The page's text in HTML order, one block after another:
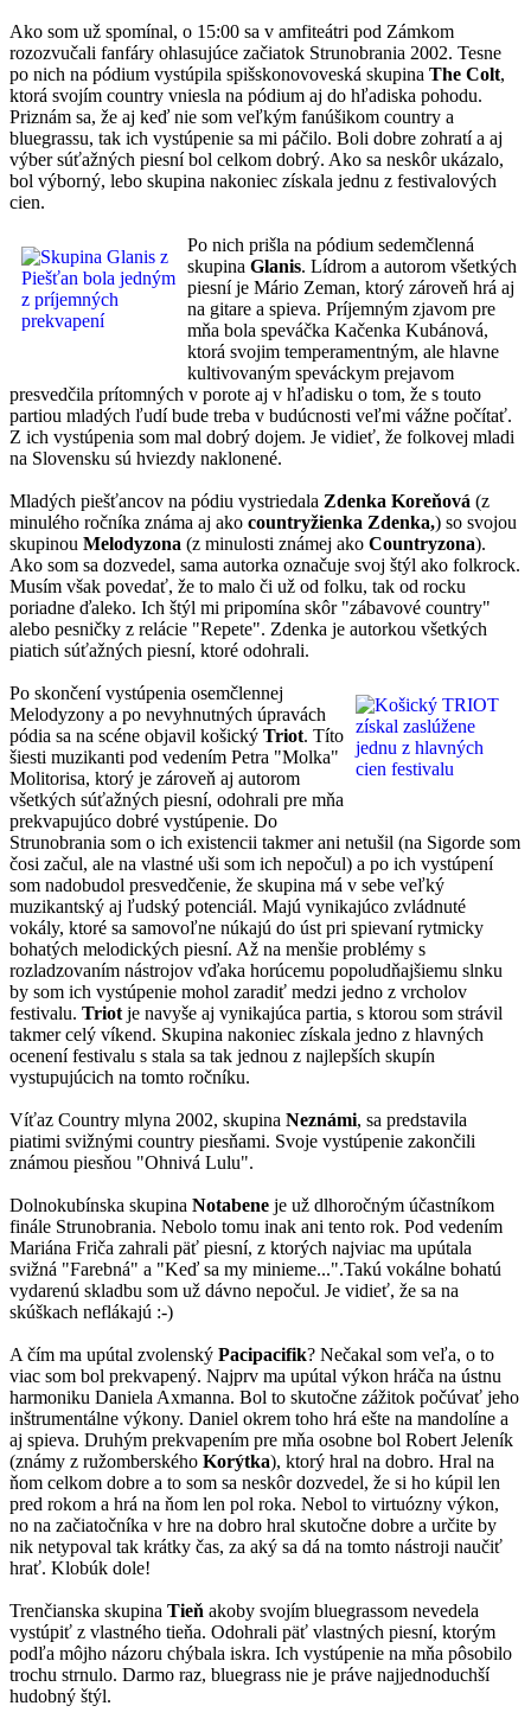
Ako som už spomínal, o 15:00 sa v amfiteátri pod Zámkom
rozozvučali fanfáry ohlasujúce začiatok Strunobrania 2002. Tesne
po nich na pódium vystúpila spišskonovoveská skupina The Colt,
ktorá svojím country vniesla na pódium aj do hľadiska pohodu.
Priznám sa, že aj keď nie som veľkým fanúšikom country a
bluegrassu, tak ich vystúpenie sa mi páčilo. Boli dobre zohratí a aj
výber súťažných piesní bol celkom dobrý. Ako sa neskôr ukázalo,
bol výborný, lebo skupina nakoniec získala jednu z festivalových
cien.
Po nich prišla na pódium sedemčlenná
skupina Glanis. Lídrom a autorom všetkých
piesní je Mário Zeman, ktorý zároveň hrá aj
na gitare a spieva. Príjemným zjavom pre
mňa bola speváčka Kačenka Kubánová,
ktorá svojim temperamentným, ale hlavne
kultivovaným speváckym prejavom
presvedčila prítomných v porote aj v hľadisku o tom, že s touto
partiou mladých ľudí bude treba v budúcnosti veľmi vážne počítať.
Z ich vystúpenia som mal dobrý dojem. Je vidieť, že folkovej mladi
na Slovensku sú hviezdy naklonené.
Mladých piešťancov na pódiu vystriedala Zdenka Koreňová (z
minulého ročníka známa aj ako countryžienka Zdenka,) so svojou
skupinou Melodyzona (z minulosti známej ako Countryzona).
Ako som sa dozvedel, sama autorka označuje svoj štýl ako folkrock.
Musím však povedať, že to malo či už od folku, tak od rocku
poriadne ďaleko. Ich štýl mi pripomína skôr "zábavové country"
alebo pesničky z relácie "Repete". Zdenka je autorkou všetkých
piatich súťažných piesní, ktoré odohrali.
Po skončení vystúpenia osemčlennej
Melodyzony a po nevyhnutných úpravách
pódia sa na scéne objavil košický Triot. Títo
šiesti muzikanti pod vedením Petra "Molka"
Molitorisa, ktorý je zároveň aj autorom
všetkých súťažných piesní, odohrali pre mňa
prekvapujúco dobré vystúpenie. Do
Strunobrania som o ich existencii takmer ani netušil (na Sigorde som
čosi začul, ale na vlastné uši som ich nepočul) a po ich vystúpení
som nadobudol presvedčenie, že skupina má v sebe veľký
muzikantský aj ľudský potenciál. Majú vynikajúco zvládnuté
vokály, ktoré sa samovoľne núkajú do úst pri spievaní rytmicky
bohatých melodických piesní. Až na menšie problémy s
rozladzovaním nástrojov vďaka horúcemu popoludňajšiemu slnku
by som ich vystúpenie mohol zaradiť medzi jedno z vrcholov
festivalu. Triot je navyše aj vynikajúca partia, s ktorou som strávil
takmer celý víkend. Skupina nakoniec získala jedno z hlavných
ocenení festivalu s stala sa tak jednou z najlepších skupín
vystupujúcich na tomto ročníku.
Víťaz Country mlyna 2002, skupina Neznámi, sa predstavila
piatimi svižnými country piesňami. Svoje vystúpenie zakončili
známou piesňou "Ohnivá Lulu".
Dolnokubínska skupina Notabene je už dlhoročným účastníkom
finále Strunobrania. Nebolo tomu inak ani tento rok. Pod vedením
Mariána Friča zahrali päť piesní, z ktorých najviac ma upútala
svižná "Farebná" a "Keď sa my minieme...".Takú vokálne bohatú
vydarenú skladbu som už dávno nepočul. Je vidieť, že sa na
skúškach neflákajú :-)
A čím ma upútal zvolenský Pacipacifik? Nečakal som veľa, o to
viac som bol prekvapený. Najprv ma upútal výkon hráča na ústnu
harmoniku Daniela Axmanna. Bol to skutočne zážitok počúvať jeho
inštrumentálne výkony. Daniel okrem toho hrá ešte na mandolíne a
aj spieva. Druhým prekvapením pre mňa osobne bol Robert Jeleník
(známy z ružomberského Korýtka), ktorý hral na dobro. Hral na
ňom celkom dobre a to som sa neskôr dozvedel, že si ho kúpil len
pred rokom a hrá na ňom len pol roka. Nebol to virtuózny výkon,
no na začiatočníka v hre na dobro hral skutočne dobre a určite by
nik netypoval tak krátky čas, za aký sa dá na tomto nástroji naučiť
hrať. Klobúk dole!
Trenčianska skupina Tieň akoby svojím bluegrassom nevedela
vystúpiť z vlastného tieňa. Odohrali päť vlastných piesní, ktorým
podľa môjho názoru chýbala iskra. Ich vystúpenie na mňa pôsobilo
trochu strnulo. Darmo raz, bluegrass nie je práve najjednoduchší
hudobný štýl.